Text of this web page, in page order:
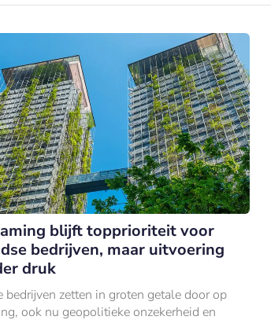
blijft topprioriteit voor
bedrijven, maar uitvoering
druk
bedrijven zetten in groten getale door op
ook nu geopolitieke onzekerheid en